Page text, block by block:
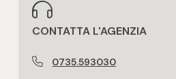
CONTATTA L'AGENZIA
0735.593030